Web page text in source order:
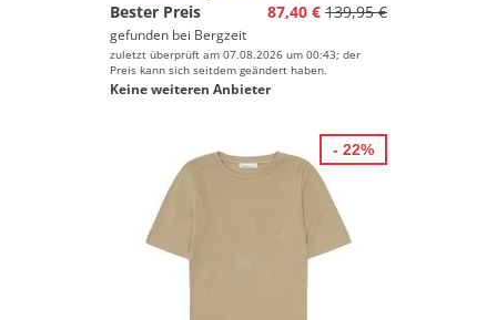
Bester Preis
87,40 € 139,95 €
gefunden bei Bergzeit
zuletzt überprüft am 07.08.2026 um 00:43; der
Preis kann sich seitdem geändert haben.
Keine weiteren Anbieter
- 22%